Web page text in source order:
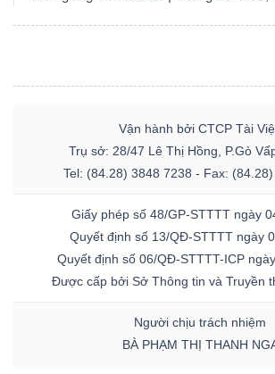
Vận hành bởi CTCP Tài
Trụ sở: 28/47 Lê Thị Hồng, P.Gò
Tel: (84.28) 3848 7238 - Fax:
Giấy phép số 48/GP-STTTT ngày
Quyết định số 13/QĐ-STTTT ngày
Quyết định số 06/QĐ-STTTT-ICP
Được cấp bởi Sở Thông tin và Truyền
Người chịu trách nhiệm
BÀ PHẠM THỊ THANH